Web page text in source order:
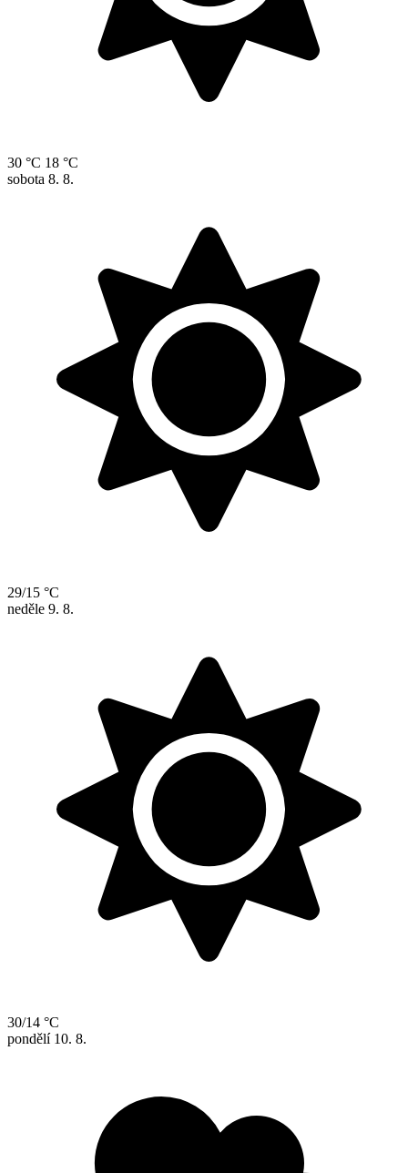
30 °C 18 °C
sobota 8. 8.
29/15 °C
neděle 9. 8.
30/14 °C
pondělí 10. 8.